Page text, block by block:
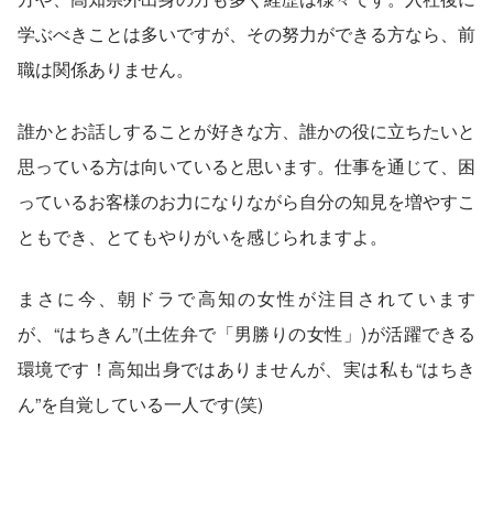
学ぶべきことは多いですが、その努力ができる方なら、前
職は関係ありません。
誰かとお話しすることが好きな方、誰かの役に立ちたいと
思っている方は向いていると思います。仕事を通じて、困
っているお客様のお力になりながら自分の知見を増やすこ
ともでき、とてもやりがいを感じられますよ。
まさに今、朝ドラで高知の女性が注目されています
が、“はちきん”(土佐弁で「男勝りの女性」)が活躍できる
環境です！高知出身ではありませんが、実は私も“はちき
ん”を自覚している一人です(笑)